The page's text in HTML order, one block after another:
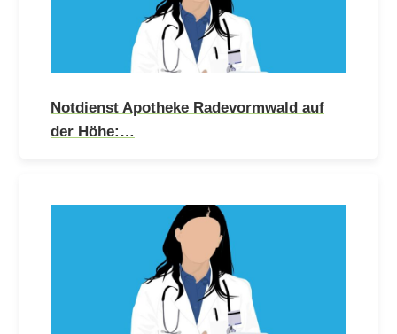
Notdienst Apotheke Radevormwald auf
der Höhe:…